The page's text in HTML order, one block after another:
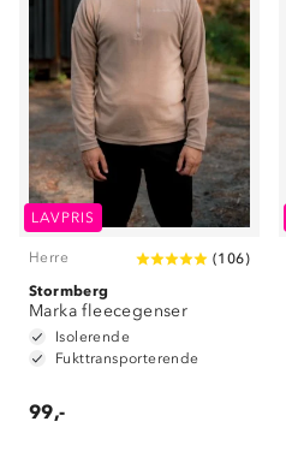
LAVPRIS
Herre (106)
Stormberg
Marka fleecegenser
Isolerende
Fukttransporterende
99,-